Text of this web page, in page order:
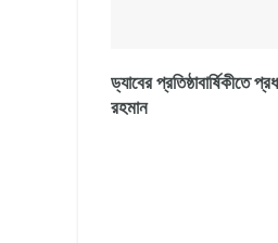
ড্যাবের প্রতিষ্ঠাবার্ষিকীতে
রহমান